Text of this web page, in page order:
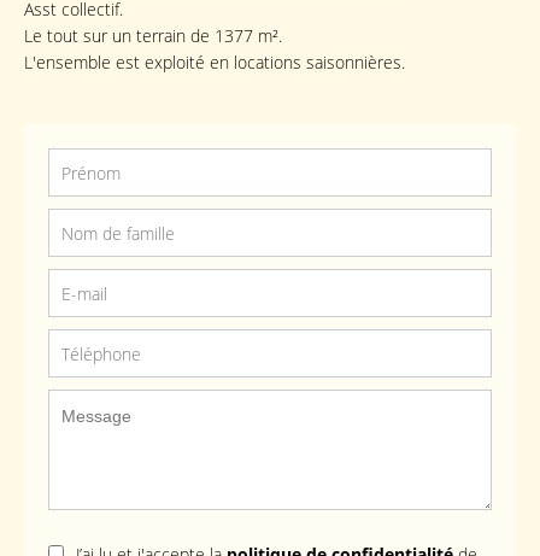
Asst collectif.
Le tout sur un terrain de 1377 m².
L'ensemble est exploité en locations saisonnières.